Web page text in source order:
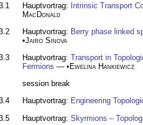
Hauptvortrag: Intrinsic Transport
MacDonald
Hauptvortrag: Berry phase linked
•Jairo Sinova
Hauptvortrag: Transport in
Fermions — •Ewelina Hankiewicz
session break
Hauptvortrag: Engineering
Hauptvortrag: Skyrmions –